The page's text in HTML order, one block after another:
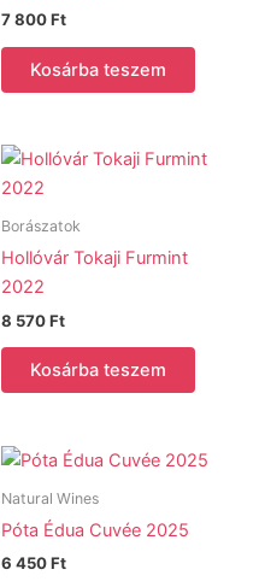
7 800Ft
Kosárba teszem
Borászatok
Hollóvár Tokaji Furmint
2022
8 570Ft
Kosárba teszem
Natural Wines
Póta Édua Cuvée 2025
6 450Ft